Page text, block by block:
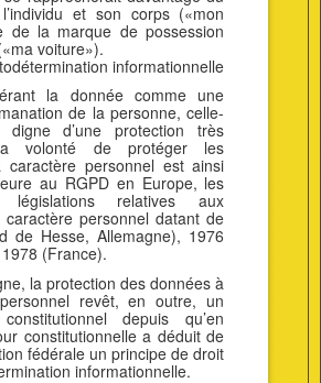
et son corps («mon
de la marque de possession
voiture»).
informationnelle
la donnée comme une
de la personne, celle-
d’une protection très
volonté de protéger les
caractère personnel est ainsi
au RGPD en Europe, les
législations relatives aux
personnel datant de
de Hesse, Allemagne), 1976
(France).
la protection des données à
revêt, en outre, un
depuis qu’en
constitutionnelle a déduit de
fédérale un principe de droit
informationnelle.